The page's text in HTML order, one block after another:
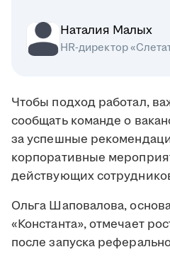
Наталия Малых
HR-директор
Чтобы подход работал,
сообщать команде о
за успешные
корпоративные
действующих
Ольга Шаповалова,
«Константа», отмечает
после запуска